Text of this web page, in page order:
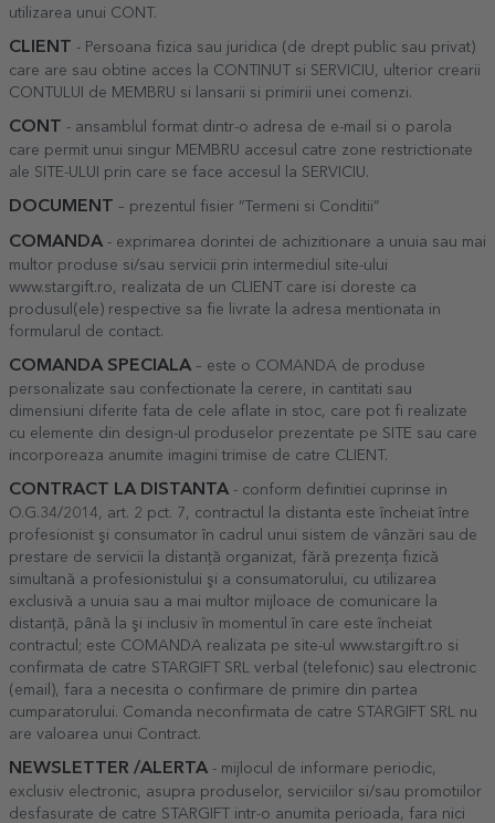
utilizarea unui CONT.
CLIENT - Persoana fizica sau juridica (de drept public sau privat)
care are sau obtine acces la CONTINUT si SERVICIU, ulterior crearii
CONTULUI de MEMBRU si lansarii si primirii unei comenzi.
CONT - ansamblul format dintr-o adresa de e-mail si o parola
care permit unui singur MEMBRU accesul catre zone restrictionate
ale SITE-ULUI prin care se face accesul la SERVICIU.
DOCUMENT – prezentul fisier “Termeni si Conditii”
COMANDA - exprimarea dorintei de achizitionare a unuia sau mai
multor produse si/sau servicii prin intermediul site-ului
www.stargift.ro, realizata de un CLIENT care isi doreste ca
produsul(ele) respective sa fie livrate la adresa mentionata in
formularul de contact.
COMANDA SPECIALA – este o COMANDA de produse
personalizate sau confectionate la cerere, in cantitati sau
dimensiuni diferite fata de cele aflate in stoc, care pot fi realizate
cu elemente din design-ul produselor prezentate pe SITE sau care
incorporeaza anumite imagini trimise de catre CLIENT.
CONTRACT LA DISTANTA - conform definitiei cuprinse in
O.G.34/2014, art. 2 pct. 7, contractul la distanta este încheiat între
profesionist şi consumator în cadrul unui sistem de vânzări sau de
prestare de servicii la distanţă organizat, fără prezenţa fizică
simultană a profesionistului şi a consumatorului, cu utilizarea
exclusivă a unuia sau a mai multor mijloace de comunicare la
distanţă, până la şi inclusiv în momentul în care este încheiat
contractul; este COMANDA realizata pe site-ul www.stargift.ro si
confirmata de catre STARGIFT SRL verbal (telefonic) sau electronic
(email), fara a necesita o confirmare de primire din partea
cumparatorului. Comanda neconfirmata de catre STARGIFT SRL nu
are valoarea unui Contract.
NEWSLETTER /ALERTA - mijlocul de informare periodic,
exclusiv electronic, asupra produselor, serviciilor si/sau promotiilor
desfasurate de catre STARGIFT intr-o anumita perioada, fara nici